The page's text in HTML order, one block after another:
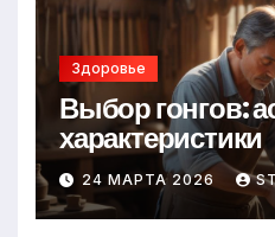
Здоровье
Выбор гонгов:
характеристики
24 МАРТА 2026